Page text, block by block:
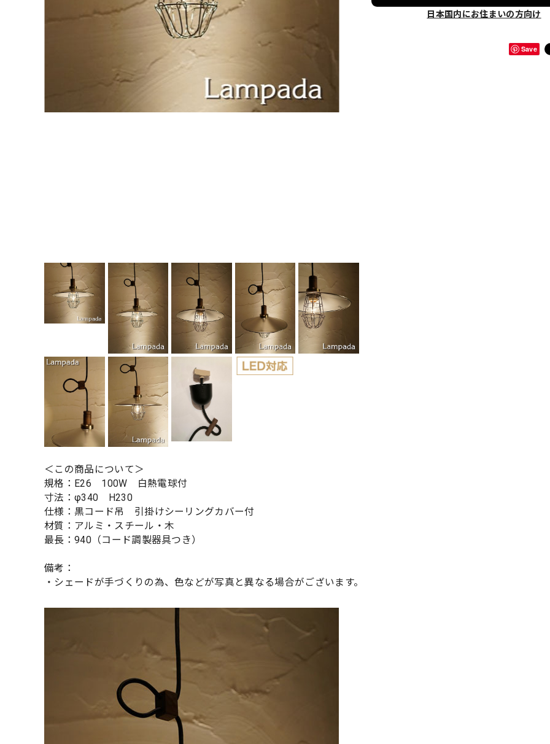
日本国内にお住まいの方向け
Save
＜この商品について＞
規格：E26 100W 白熱電球付
寸法：φ340 H230
仕様：黒コード吊 引掛けシーリングカバー付
材質：アルミ・スチール・木
最長：940（コード調製器具つき）
備考：
・シェードが手づくりの為、色などが写真と異なる場合がございます。